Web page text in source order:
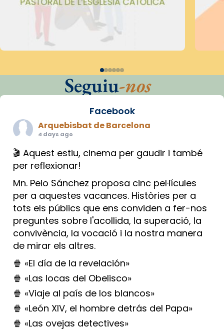
Seguiu-nos
Facebook
Arquebisbat de Barcelona
4 days ago
🎬 Aquest estiu, cinema per gaudir i també
per reflexionar!
Mn. Peio Sánchez proposa cinc pel·lícules
per a aquestes vacances. Històries per a
tots els públics que ens conviden a fer-nos
preguntes sobre l'acollida, la superació, la
convivència, la vocació i la nostra manera
de mirar els altres.
🍿 «El día de la revelación»
🍿 «Las locas del Obelisco»
🍿 «Viaje al país de los blancos»
🍿 «León XIV, el hombre detrás del Papa»
🍿 «Las ovejas detectives»